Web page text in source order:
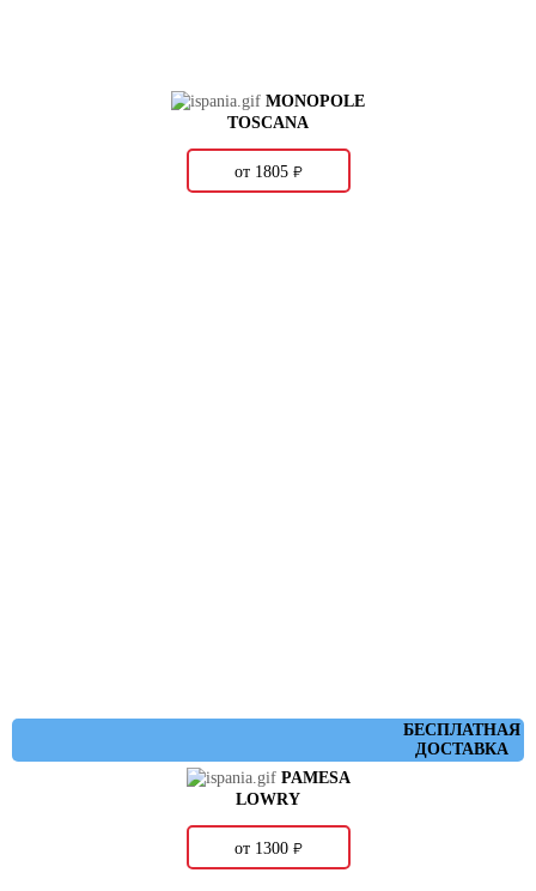
MONOPOLE
TOSCANA
от 1805 о
БЕСПЛАТНАЯ
ДОСТАВКА
PAMESA
LOWRY
от 1300 о